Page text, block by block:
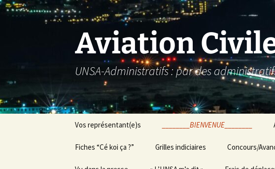
Aller
Aviation
UNSA-Administratifs : par des
Vos représentant(e)s ________BIENVENUE________
Fiches “Cé koi ça ?” Grilles indiciaires Concours/